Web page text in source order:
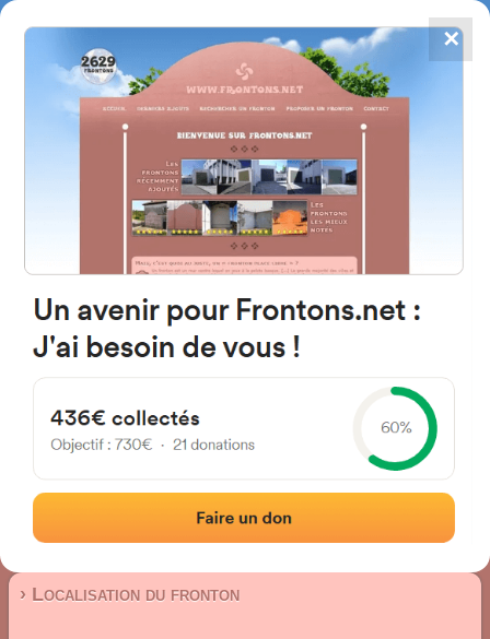
FRONTONS.NET
RECHERCHER UN FRONTON
PROPOSER UN FRONTON
4867
frontons
31192 Mutiloabeiti, Navarre
Calle Mayor 2
Fronton place libre
Localisation|Photos|Commentaires et avis
› Localisation du fronton
✕